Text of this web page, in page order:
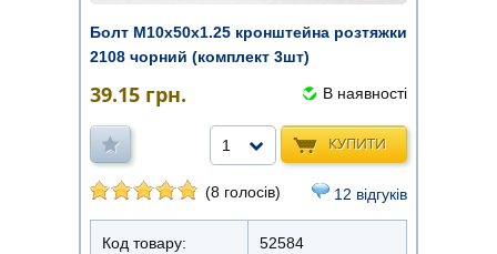
Болт М10х50х1.25 кронштейна розтяжки
2108 чорний (комплект 3шт)
39.15 грн. В наявності
КУПИТИ
1
(8 голосів) 12 відгуків
Код товару: 52584